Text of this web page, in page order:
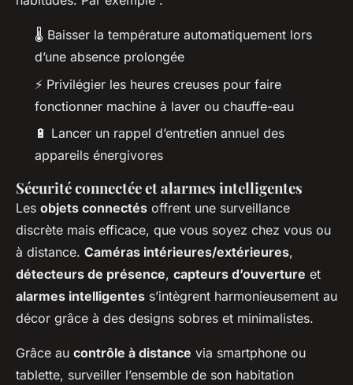
🌡️ Baisser la température automatiquement lors
d’une absence prolongée
⚡ Privilégier les heures creuses pour faire
fonctionner machine à laver ou chauffe-eau
🔋 Lancer un rappel d’entretien annuel des
appareils énergivores
Sécurité connectée et alarmes intelligentes
Les objets connectés offrent une surveillance
discrète mais efficace, que vous soyez chez vous ou
à distance. Caméras intérieures/extérieures,
détecteurs de présence, capteurs d’ouverture et
alarmes intelligentes s’intègrent harmonieusement au
décor grâce à des designs sobres et minimalistes.
Grâce au contrôle à distance via smartphone ou
tablette, surveiller l’ensemble de son habitation